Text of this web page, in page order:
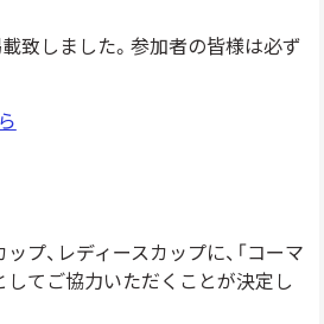
致しました。参加者の皆様は必ず
プ、レディースカップに、「コーマ
してご協力いただくことが決定し